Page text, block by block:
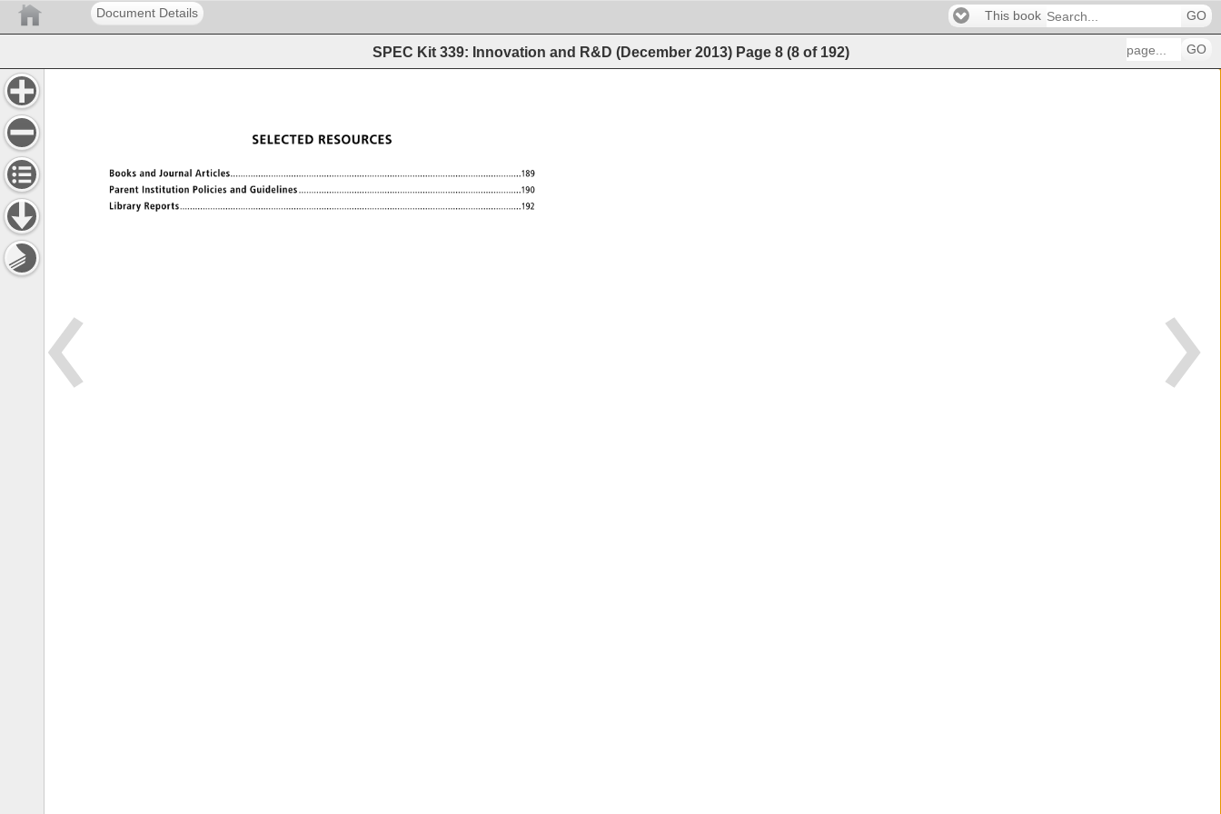
Document Details This book GO
SPEC Kit 339: Innovation and R&D (December 2013) Page 8 (8 of 192) GO
SELECTED RESOURCES
Books and Journal Articles
Parent Institution Policies and Guidelines ����������������������������������������������������������������������������������������190
Library Reports